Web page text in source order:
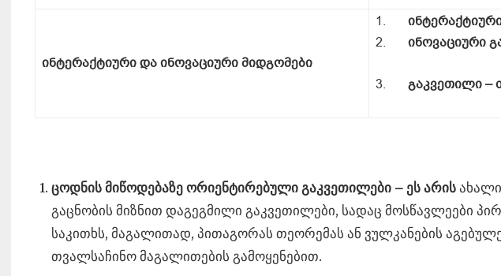
ინტერაქტიური და ინოვაციური მიდგომები
1.
2. ინოვაციური
3. გაკვეთილი –
ცოდნის მიწოდებაზე ორიენტირებული გაკვეთილები – ეს არის
გაცნობის მიზნით დაგეგმილი გაკვეთილები, სადაც მოსწავლეები
საკითხს, მაგალითად, პითაგორას თეორემას ან ვულკანების
თვალსაჩინო მაგალითების გამოყენებით.